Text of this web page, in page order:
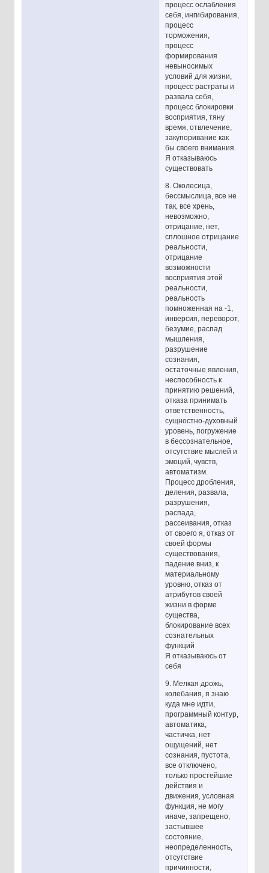
процесс ослабления
себя, ингибирования,
процесс
торможения,
процесс
формирования
невыносимых
условий для жизни,
процесс растраты и
развала себя,
процесс блокировки
восприятия, тяну
время, отвлечение,
закупоривание как
бы своего внимания.
Я отказываюсь
существовать
8. Околесица,
бессмыслица, все не
так, все хрень,
невозможно,
отрицание, нет,
сплошное отрицание
реальности,
отрицание
возможности
восприятия этой
реальности,
реальность
помноженная на -1,
инверсия, переворот,
безумие, распад
мышления,
разрушение
сознания,
остаточные явления,
неспособность к
принятию решений,
отказа принимать
ответственность,
сущностно-духовный
уровень, погружение
в бессознательное,
отсутствие мыслей и
эмоций, чувств,
автоматизм.
Процесс дробления,
деления, развала,
разрушения,
распада,
рассеивания, отказ
от своего я, отказ от
своей формы
существования,
падение вниз, к
материальному
уровню, отказ от
атрибутов своей
жизни в форме
существа,
блокирование всех
сознательных
функций
Я отказываюсь от
себя
9. Мелкая дрожь,
колебания, я знаю
куда мне идти,
программный контур,
автоматика,
частичка, нет
ощущений, нет
сознания, пустота,
все отключено,
только простейшие
действия и
движения, условная
функция, не могу
иначе, запрещено,
застывшее
состояние,
неопределенность,
отсутствие
причинности,